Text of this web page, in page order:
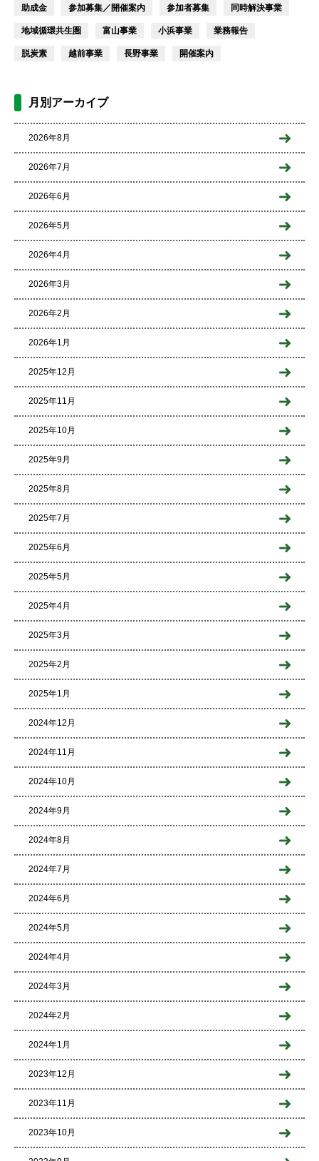
助成金 参加募集／開催案内 参加者募集 同時解決事業
地域循環共生圏 富山事業 小浜事業 業務報告
脱炭素 越前事業 長野事業 開催案内
月別アーカイブ
2026年8月
2026年7月
2026年6月
2026年5月
2026年4月
2026年3月
2026年2月
2026年1月
2025年12月
2025年11月
2025年10月
2025年9月
2025年8月
2025年7月
2025年6月
2025年5月
2025年4月
2025年3月
2025年2月
2025年1月
2024年12月
2024年11月
2024年10月
2024年9月
2024年8月
2024年7月
2024年6月
2024年5月
2024年4月
2024年3月
2024年2月
2024年1月
2023年12月
2023年11月
2023年10月